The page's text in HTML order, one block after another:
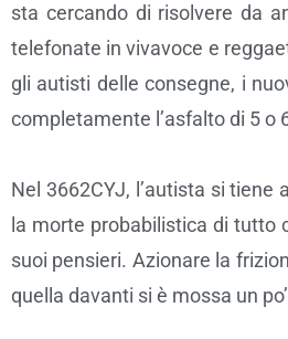
sta cercando di risolvere da
telefonate in vivavoce e
gli autisti delle consegne, i
completamente l’asfalto di 5 o
Nel 3662CYJ, l’autista si
la morte probabilistica di tutto
suoi pensieri. Azionare la
quella davanti si è mossa un